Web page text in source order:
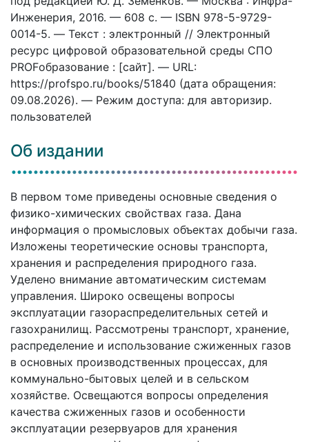
Инженерия, 2016. — 608 c. — ISBN 978-5-9729-
0014-5. — Текст : электронный // Электронный
ресурс цифровой образовательной среды СПО
PROFобразование : [сайт]. — URL:
https://profspo.ru/books/51840 (дата обращения:
09.08.2026). — Режим доступа: для авторизир.
пользователей
Об издании
В первом томе приведены основные сведения о
физико-химических свойствах газа. Дана
информация о промысловых объектах добычи газа.
Изложены теоретические основы транспорта,
хранения и распределения природного газа.
Уделено внимание автоматическим системам
управления. Широко освещены вопросы
эксплуатации газораспределительных сетей и
газохранилищ. Рассмотрены транспорт, хранение,
распределение и использование сжиженных газов
в основных производственных процессах, для
коммунально-бытовых целей и в сельском
хозяйстве. Освещаются вопросы определения
качества сжиженных газов и особенности
эксплуатации резервуаров для хранения